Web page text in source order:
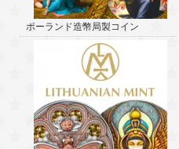
ポーランド造幣局製コイン